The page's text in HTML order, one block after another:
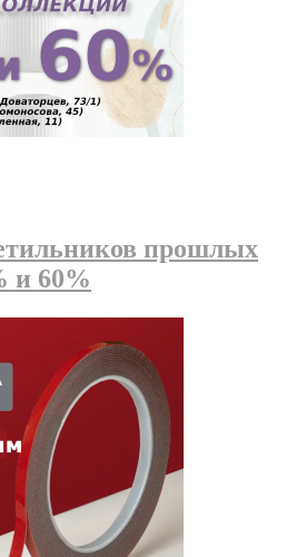
прошлых
и 60%